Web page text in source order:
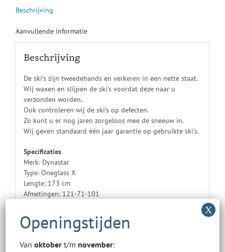
Beschrijving
Aanvullende informatie
Beschrijving
De ski’s zijn tweedehands en verkeren in een nette staat.
Wij waxen en slijpen de ski’s voordat deze naar u
verzonden worden.
Ook controleren wij de ski’s op defecten.
Zo kunt u er nog jaren zorgeloos mee de sneeuw in.
Wij geven standaard één jaar garantie op gebruikte ski’s.
Specificaties
Merk: Dynastar
Type: Oneglass X
Lengte: 173 cm
Afmetingen: 121-71-101
Soort: Rocker
Stijl: All-mountain
Zie ook het tabje “extra informatie” voor meer informatie.
Vanoktober t/m november: